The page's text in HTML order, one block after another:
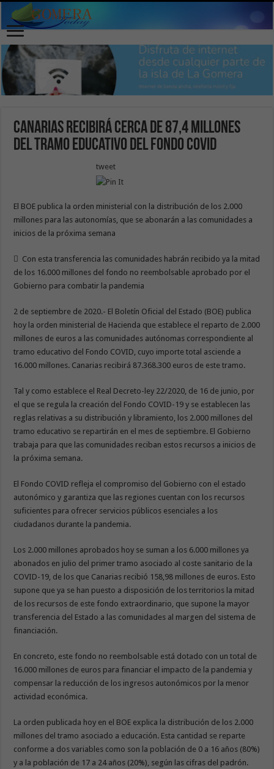
Canarias recibirá cerca de 87,4 millones
del tramo educativo del Fondo COVID
tweet
El BOE publica la orden ministerial con la distribución de los 2.000
millones para las autonomías, que se abonarán a las comunidades a
inicios de la próxima semana
 Con esta transferencia las comunidades habrán recibido ya la mitad
de los 16.000 millones del fondo no reembolsable aprobado por el
Gobierno para combatir la pandemia
2 de septiembre de 2020.- El Boletín Oficial del Estado (BOE) publica
hoy la orden ministerial de Hacienda que establece el reparto de 2.000
millones de euros a las comunidades autónomas correspondiente al
tramo educativo del Fondo COVID, cuyo importe total asciende a
16.000 millones. Canarias recibirá 87.368.300 euros de este tramo.
Tal y como establece el Real Decreto-ley 22/2020, de 16 de junio, por
el que se regula la creación del Fondo COVID-19 y se establecen las
reglas relativas a su distribución y libramiento, los 2.000 millones del
tramo educativo se repartirán en el mes de septiembre. El Gobierno
trabaja para que las comunidades reciban estos recursos a inicios de
la próxima semana.
El Fondo COVID refleja el compromiso del Gobierno con el estado
autonómico y garantiza que las regiones cuentan con los recursos
suficientes para ofrecer servicios públicos esenciales a los
ciudadanos durante la pandemia.
Los 2.000 millones aprobados hoy se suman a los 6.000 millones ya
abonados en julio del primer tramo asociado al coste sanitario de la
COVID-19, de los que Canarias recibió 158,98 millones de euros. Esto
supone que ya se han puesto a disposición de los territorios la mitad
de los recursos de este fondo extraordinario, que supone la mayor
transferencia del Estado a las comunidades al margen del sistema de
financiación.
En concreto, este fondo no reembolsable está dotado con un total de
16.000 millones de euros para financiar el impacto de la pandemia y
compensar la reducción de los ingresos autonómicos por la menor
actividad económica.
La orden publicada hoy en el BOE explica la distribución de los 2.000
millones del tramo asociado a educación. Esta cantidad se reparte
conforme a dos variables como son la población de 0 a 16 años (80%)
y a la población de 17 a 24 años (20%), según las cifras del padrón.